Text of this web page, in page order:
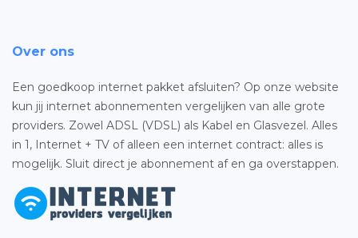
Over ons
Een goedkoop internet pakket afsluiten? Op onze website
kun jij internet abonnementen vergelijken van alle grote
providers. Zowel ADSL (VDSL) als Kabel en Glasvezel. Alles
in 1, Internet + TV of alleen een internet contract: alles is
mogelijk. Sluit direct je abonnement af en ga overstappen.